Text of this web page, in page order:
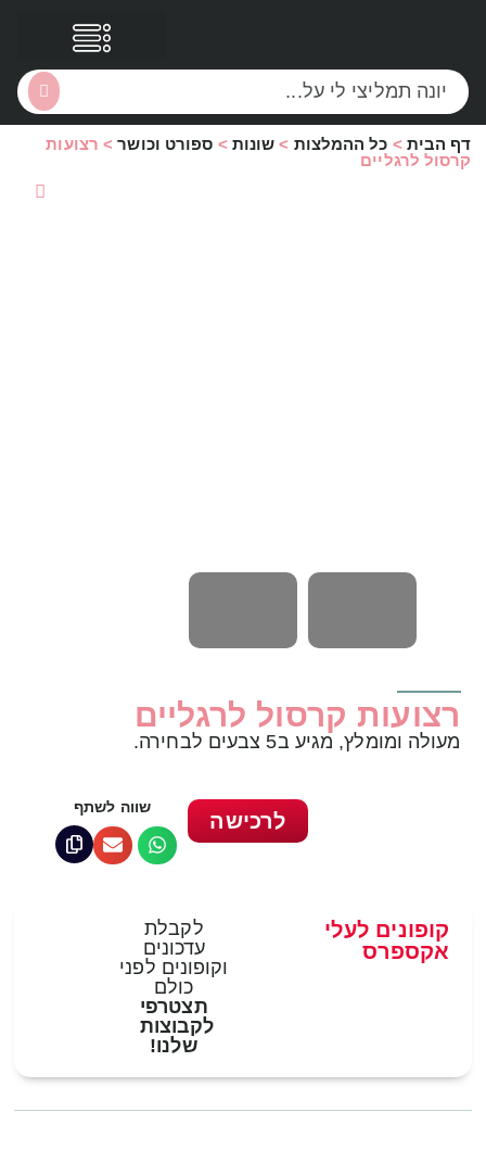
דף הבית > כל ההמלצות > שונות > ספורט וכושר> רצועות
קרסול לרגליים
רצועות קרסול לרגליים
מעולה ומומלץ, מגיע ב5 צבעים לבחירה.
שווה לשתף
לרכישה
לקבלת
עדכונים
וקופונים לפני
כולם
תצטרפי
לקבוצות
שלנו!
קופונים לעלי
אקספרס